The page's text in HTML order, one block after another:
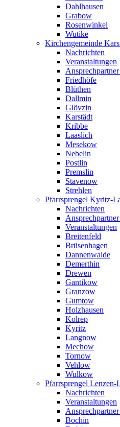
Dahlhausen
Grabow
Rosenwinkel
Wutike
Kirchengemeinde
Nachrichten
Veranstaltungen
Friedhöfe
Blüthen
Dallmin
Glövzin
Karstädt
Kribbe
Laaslich
Mesekow
Nebelin
Postlin
Premslin
Stavenow
Strehlen
Pfarrsprengel Kyritz-
Nachrichten
Veranstaltungen
Breitenfeld
Brüsenhagen
Dannenwalde
Demerthin
Drewen
Gantikow
Granzow
Gumtow
Holzhausen
Kolrep
Kyritz
Langnow
Mechow
Tornow
Vehlow
Wulkow
Pfarrsprengel Lenzen-
Nachrichten
Veranstaltungen
Bochin